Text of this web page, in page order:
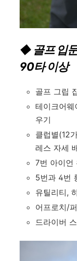
◆ 골프 입
90타 이상
골프 그립
테이크어
우기
클럽별(12
레스 자세
7번 아이언
5번과 4번
유틸리티,
어프로치/
드라이버